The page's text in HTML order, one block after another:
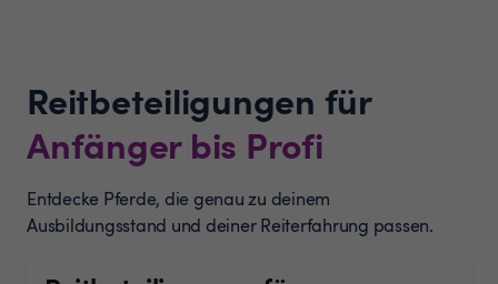
Reitbeteiligungen für
Anfänger bis Profi
Entdecke Pferde, die genau zu deinem
Ausbildungsstand und deiner Reiterfahrung passen.